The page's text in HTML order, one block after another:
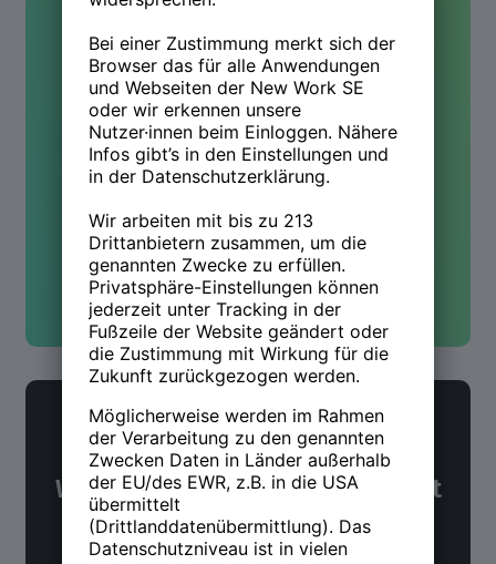
Kontakt
Hast Du Fragen oder wolltest
mehr wissen? Wir sind für Dich
da!
Kontakt aufnehmen
NWX Newsletter
Was Du über Arbeit und Zukunft
wissen möchtest. Alle 14 Tage.